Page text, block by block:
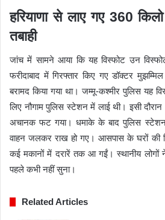
हरियाणा से लाए गए 360
तबाही
जांच में सामने आया कि यह विस्फोट उन
फरीदाबाद में गिरफ्तार किए गए डॉक्टर
बरामद किया गया था। जम्मू-कश्मीर पुलिस यह
लिए नौगाम पुलिस स्टेशन में लाई थी। इसी
अचानक फट गया। धमाके के बाद पुलिस
वाहन जलकर राख हो गए। आसपास के घरों
कई मकानों में दरारें तक आ गईं। स्थानीय लोगों
पहले कभी नहीं सुना।
Related Articles